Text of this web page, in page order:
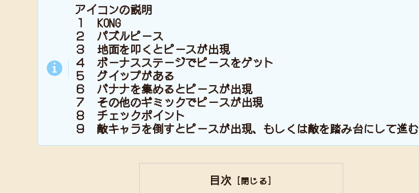
アイコンの説明
１ KONG
２ パズルピース
３ 地面を叩くとピースが出現
４ ボーナスステージでピースをゲット
５ グイップがある
６ バナナを集めるとピースが出現
７ その他のギミックでピースが出現
８ チェックポイント
９ 敵キャラを倒すとピースが出現、もしくは敵を踏み台にして進む
目次